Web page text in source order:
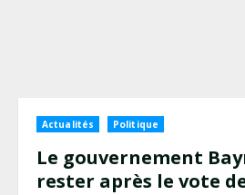
Actualités Politique
Le gouvernement
rester après le vote